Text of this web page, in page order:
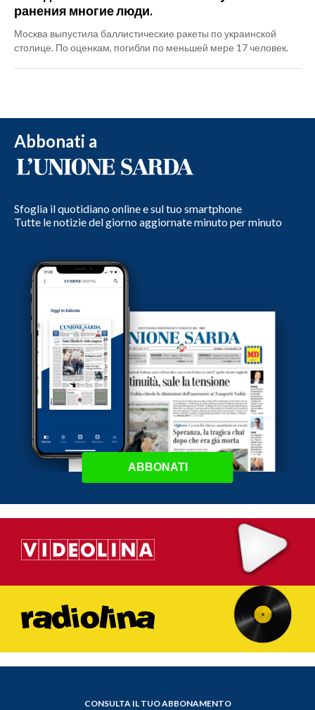
ранения многие люди.
Москва выпустила баллистические ракеты по украинской
столице. По оценкам, погибли по меньшей мере 17 человек.
Abbonati a
Sfoglia il quotidiano online e sul tuo smartphone
Tutte le notizie del giorno aggiornate minuto per minuto
ABBONATI
CONSULTA IL TUO ABBONAMENTO